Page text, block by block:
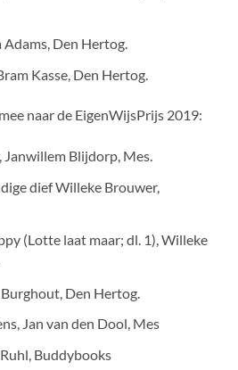
Den Hertog.
Kasse, Den Hertog.
naar de EigenWijsPrijs 2019:
Janwillem Blijdorp, Mes.
dief Willeke Brouwer,
(Lotte laat maar; dl. 1), Willeke
Den Hertog.
Jan van den Dool, Mes
Buddybooks